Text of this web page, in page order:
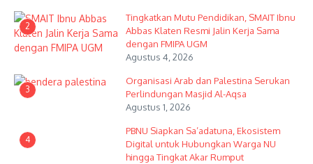
2
Tingkatkan Mutu Pendidikan, SMAIT Ibnu
Abbas Klaten Resmi Jalin Kerja Sama
dengan FMIPA UGM
Agustus 4, 2026
3
Organisasi Arab dan Palestina Serukan
Perlindungan Masjid Al-Aqsa
Agustus 1, 2026
4
PBNU Siapkan Sa’adatuna, Ekosistem
Digital untuk Hubungkan Warga NU
hingga Tingkat Akar Rumput